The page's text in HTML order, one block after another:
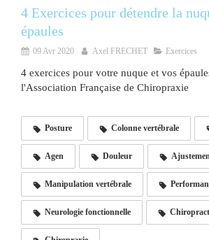
4 Exercices pour détendre la
épaules
09 Avr 2020 Axel FRECHET Exercices
4 exercices pour votre nuque et vos
l'Association Française de Chiropraxie
Posture Colonne vertébrale
Agen Douleur
Manipulation vertébrale
Neurologie fonctionnelle